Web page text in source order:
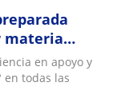
materia
en apoyo y
en todas las